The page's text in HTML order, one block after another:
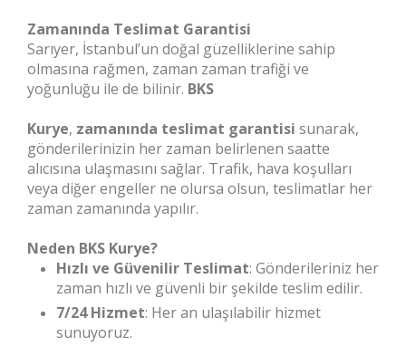
Zamanında Teslimat Garantisi
Sarıyer, İstanbul’un doğal güzelliklerine sahip
olmasına rağmen, zaman zaman trafiği ve
yoğunluğu ile de bilinir. BKS
Kurye, zamanında teslimat garantisi sunarak,
gönderilerinizin her zaman belirlenen saatte
alıcısına ulaşmasını sağlar. Trafik, hava koşulları
veya diğer engeller ne olursa olsun, teslimatlar her
zaman zamanında yapılır.
Neden BKS Kurye?
Hızlı ve Güvenilir Teslimat: Gönderileriniz her
zaman hızlı ve güvenli bir şekilde teslim edilir.
7/24 Hizmet: Her an ulaşılabilir hizmet
sunuyoruz.